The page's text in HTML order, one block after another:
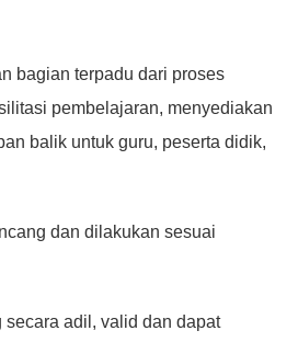
bagian terpadu dari proses
pembelajaran, menyediakan
balik untuk guru, peserta didik,
dan dilakukan sesuai
secara adil, valid dan dapat